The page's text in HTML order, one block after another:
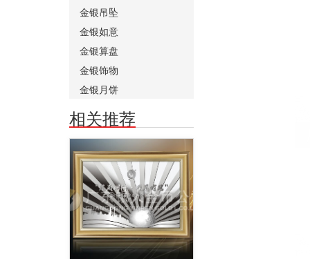
金银吊坠
金银如意
金银算盘
金银饰物
金银月饼
相关推荐